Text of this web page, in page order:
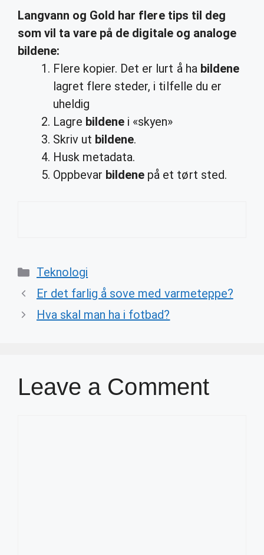
Langvann og Gold har flere tips til deg
som vil ta vare på de digitale og analoge
bildene:
Flere kopier. Det er lurt å ha bildene
lagret flere steder, i tilfelle du er
uheldig
Lagre bildene i «skyen»
Skriv ut bildene.
Husk metadata.
Oppbevar bildene på et tørt sted.
Categories
Teknologi
Er det farlig å sove med varmeteppe?
Hva skal man ha i fotbad?
Leave a Comment